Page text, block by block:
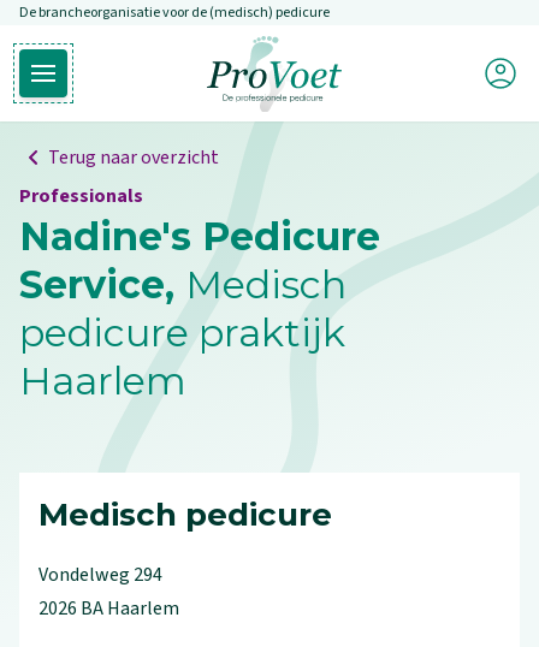
Overslaan en naar de inhoud gaan
De brancheorganisatie voor de (medisch) pedicure
Open hoofdmenu
Ga naar de homepagina
Mijn
Terug naar overzicht
Professionals
Nadine's Pedicure
Service, Medisch
pedicure praktijk
Haarlem
Medisch pedicure
Vondelweg 294
2026 BAHaarlem